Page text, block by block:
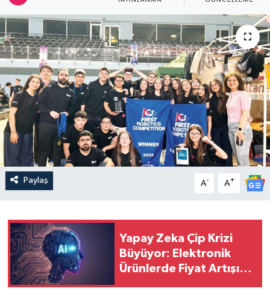
Paylaş A- A+
Yapay Zeka Çip Krizi
Büyüyor: Elektronik
Ürünlerde Fiyat Artışı